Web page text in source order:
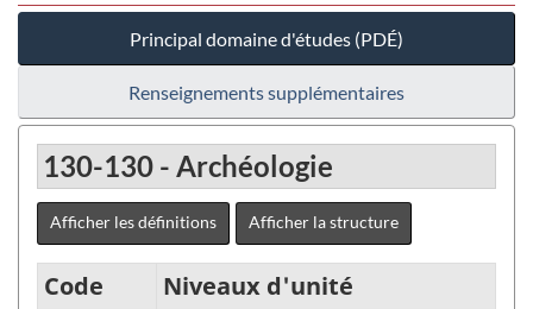
Principal domaine d'études (PDÉ)
Renseignements supplémentaires
130-130 - Archéologie
Afficher les définitions Afficher la structure
Code
Niveaux d'unité